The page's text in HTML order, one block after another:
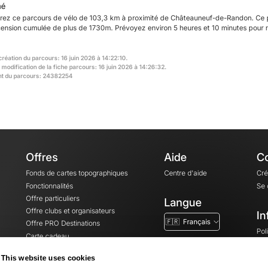
This website uses cookies
ce parcours de vélo de 103,3 km à proximité de Châteauneuf-de-Randon.
cumulée de plus de 1730m. Prévoyez environ 5 heures et 10 minutes pour
du parcours: 16 juin 2026 à 14:22:10.
modification de la fiche parcours: 16 juin 2026 à 14:26:32.
du parcours: 24382254
Offres
Fonds de cartes topographiques
Fonctionnalités
Offre particuliers
Offre clubs et organisateurs
Offre PRO Destinations
Carte cadeau
Aide
Centre d'aide
Langue
🇫🇷 Français
Se